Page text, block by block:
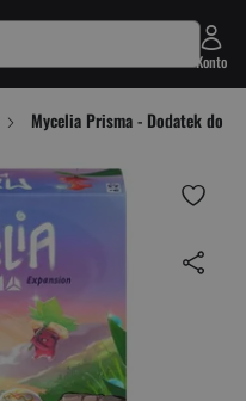
Konto
Mycelia Prisma - Dodatek do